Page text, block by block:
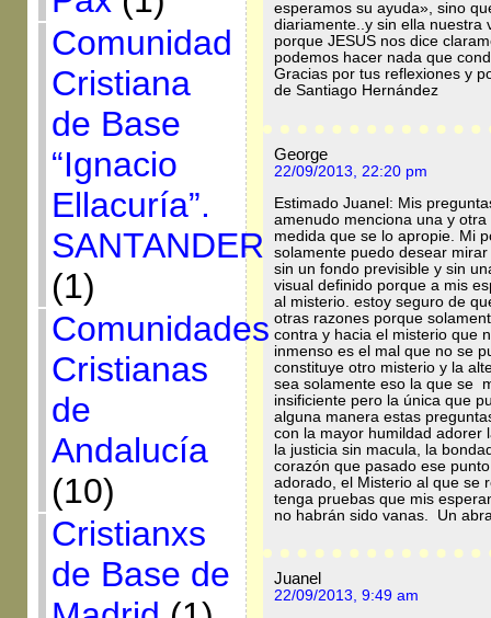
Comunidad
Cristiana
de Base
“Ignacio
Ellacuría”.
SANTANDER
(1)
Comunidades
Cristianas
de
Andalucía
(10)
Cristianxs
de Base de
esperamos su ayuda», sino
diariamente..y sin ella nuestra
porque JESUS nos dice
podemos hacer nada que
Gracias por tus reflexiones y
de Santiago Hernández
George
22/09/2013, 22:20 pm
Estimado Juanel: Mis
amenudo menciona una y
medida que se lo apropie. Mi
solamente puedo desear
sin un fondo previsible y sin
visual definido porque a mis
al misterio. estoy seguro de
otras razones porque
contra y hacia el misterio que
inmenso es el mal que no se
constituye otro misterio y la
sea solamente eso la que se
insificiente pero la única que
alguna manera estas
con la mayor humildad adorer
la justicia sin macula, la
corazón que pasado ese
adorado, el Misterio al que se
tenga pruebas que mis
no habrán sido vanas. Un
Juanel
22/09/2013, 9:49 am